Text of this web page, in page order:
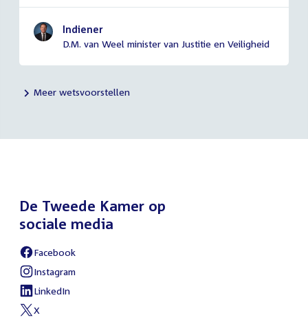
Indiener
D.M. van Weel minister van Justitie en Veiligheid
Meer wetsvoorstellen
De Tweede Kamer op
sociale media
External
link:
Facebook
External
link:
Instagram
External
link:
LinkedIn
External
X